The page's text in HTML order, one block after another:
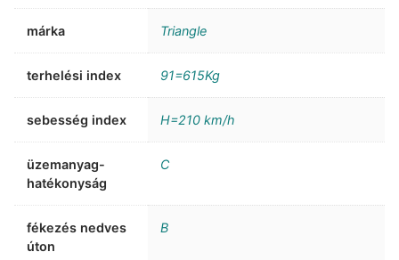
márka Triangle
terhelési index 91=615Kg
sebesség index H=210 km/h
üzemanyag-
hatékonyság
C
fékezés nedves
úton
B